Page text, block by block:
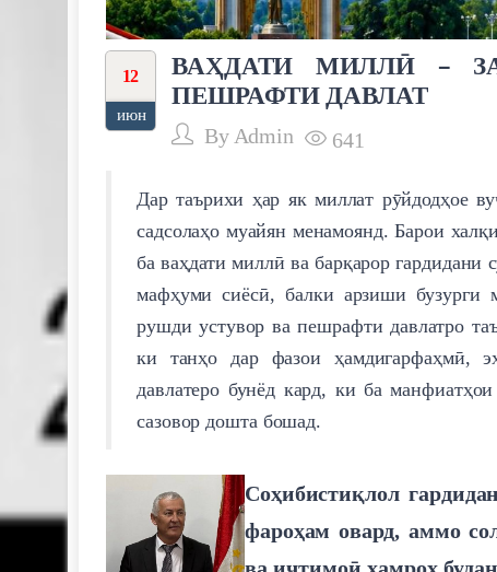
12
июн
ВАҲДАТИ МИЛЛӢ –
ПЕШРАФТИ ДАВЛАТ
By Admin 641
Дар таърихи ҳар як миллат рӯйдодҳое
садсолаҳо муайян менамоянд. Барои
ба ваҳдати миллӣ ва барқарор
мафҳуми сиёсӣ, балки арзиши бузурги
рушди устувор ва пешрафти давлатро
ки танҳо дар фазои ҳамдигарфаҳмӣ,
давлатеро бунёд кард, ки ба
сазовор дошта бошад.
Соҳибистиқлол
фароҳам овард, аммо